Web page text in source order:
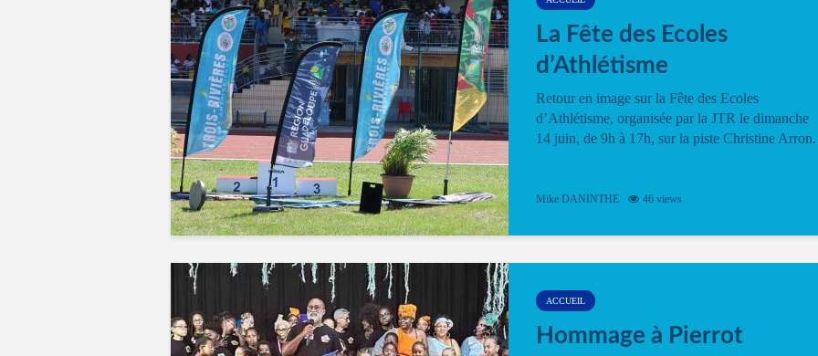
La Fête des Ecoles
d’Athlétisme
Retour en image sur la Fête des Ecoles
d’Athlétisme, organisée par la JTR le dimanche
14 juin, de 9h à 17h, sur la piste Christine Arron.
Mike DANINTHE 46 views
ACCUEIL
Hommage à Pierrot